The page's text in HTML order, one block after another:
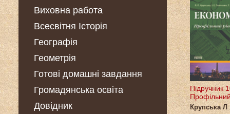
Виховна работа
Всесвітня Історія
Географія
Геометрія
Готові домашні завдання
Громадянська освіта
Довідник
Підручник
Крупська Л